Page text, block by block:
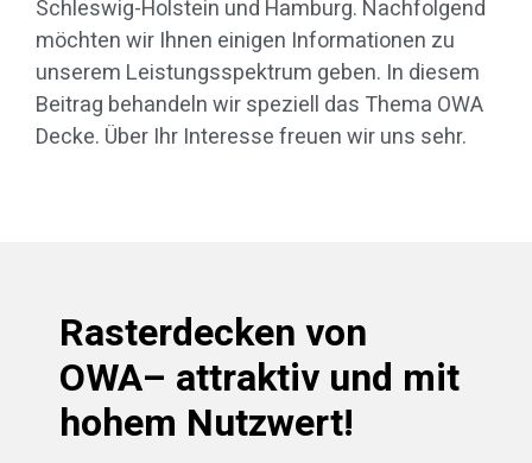
Schleswig-Holstein und Hamburg. Nachfolgend
möchten wir Ihnen einigen Informationen zu
unserem Leistungsspektrum geben. In diesem
Beitrag behandeln wir speziell das Thema OWA
Decke. Über Ihr Interesse freuen wir uns sehr.
Rasterdecken von
OWA– attraktiv und mit
hohem Nutzwert!